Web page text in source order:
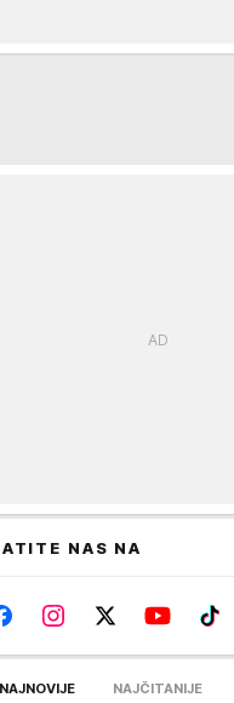
NAS NA
NAJNOVIJE NAJČITANIJE